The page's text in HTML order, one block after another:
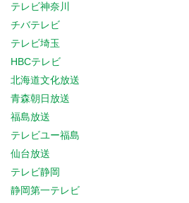
テレビ神奈川
チバテレビ
テレビ埼玉
HBCテレビ
北海道文化放送
青森朝日放送
福島放送
テレビユー福島
仙台放送
テレビ静岡
静岡第一テレビ